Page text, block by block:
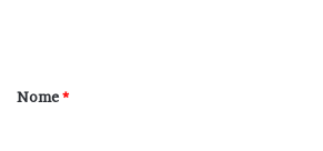
r
Nome*